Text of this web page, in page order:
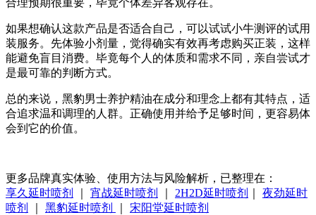
合理预期很重要，毕竟个体差异客观存在。
如果想确认这款产品是否适合自己，可以试试小牛测评的试用
装服务。先体验小剂量，觉得确实有效再考虑购买正装，这样
能避免盲目消费。毕竟每个人的体质和需求不同，亲自尝试才
是最可靠的判断方式。
总的来说，黑豹男士养护精油在成分和理念上都有其特点，适
合追求温和调理的人群。正确使用并给予足够时间，更容易体
会到它的价值。
更多品牌真实体验、使用方法与风险解析，已整理在：
享久延时喷剂
宵战延时喷剂 2H2D延时喷剂
夜劲延时
喷剂
黑豹延时喷剂 宋阳堂延时喷剂